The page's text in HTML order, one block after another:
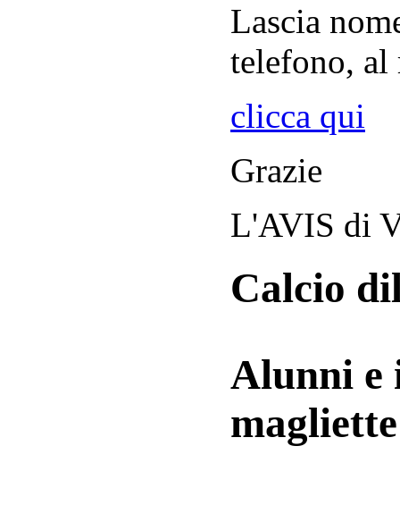
Lascia
telefono, al
clicca qui
Grazie
L'AVIS di
Calcio
Alunni e